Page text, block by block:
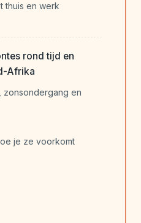
thuis en werk
rond tijd en
Afrika
zonsondergang en
je ze voorkomt